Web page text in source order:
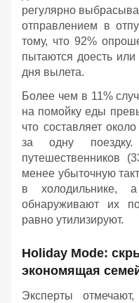
регулярно
отправлением в
тому, что 92%
пытаются доесть
дня вылета.
Более чем в 11%
на помойку еды
что составляет
за одну
путешественников
менее убыточную
в холодильнике,
обнаруживают их
равно утилизируют.
Holiday Mode:
экономящая
Эксперты